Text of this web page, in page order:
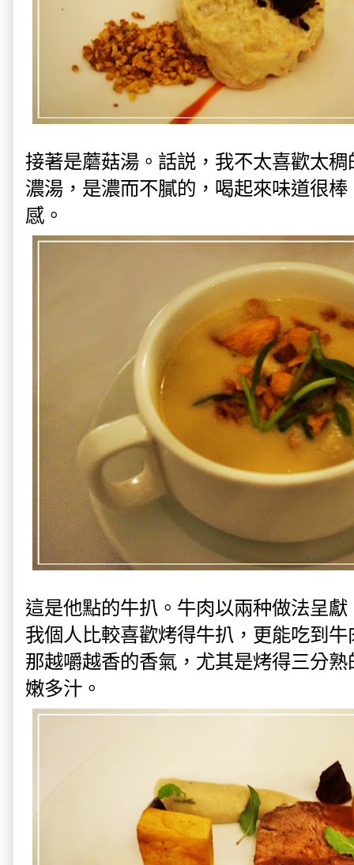
接著是蘑菇湯。話説，我不太喜歡太
濃湯，是濃而不膩的，喝起來味道很
感。
這是他點的牛扒。牛肉以兩种做法呈
我個人比較喜歡烤得牛扒，更能吃到
那越嚼越香的香氣，尤其是烤得三分
嫩多汁。